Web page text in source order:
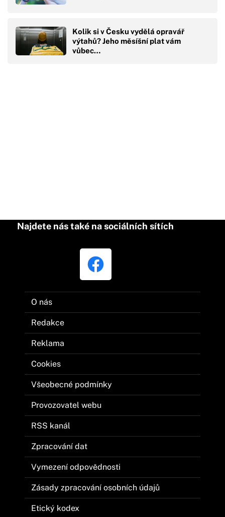
Kolik si v Česku vydělá opravář
výtahů? Jeho měsíšní plat vám
vůbec…
Najdete nás také na sociálních sítích
O nás
Redakce
Reklama
Cookies
Všeobecné podmínky
Provozovatel webu
RSS kanál
Zpracování dat
Vymezení odpovědnosti
Zásady zpracování osobních údajů
Etický kodex